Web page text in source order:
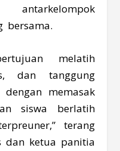
bersama.
melatih
dan tanggung
memasak
siswa berlatih
terang
dan ketua panitia